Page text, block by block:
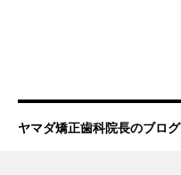
ヤマダ矯正歯科院長のブログ